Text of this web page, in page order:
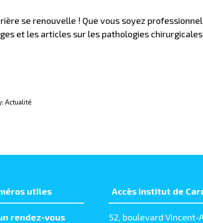
se renouvelle ! Que vous soyez professionnel
et les articles sur les pathologies chirurgicales
Actualité
utiles
rendez-vous
Accès Institut de
52, boulevard Vincent-